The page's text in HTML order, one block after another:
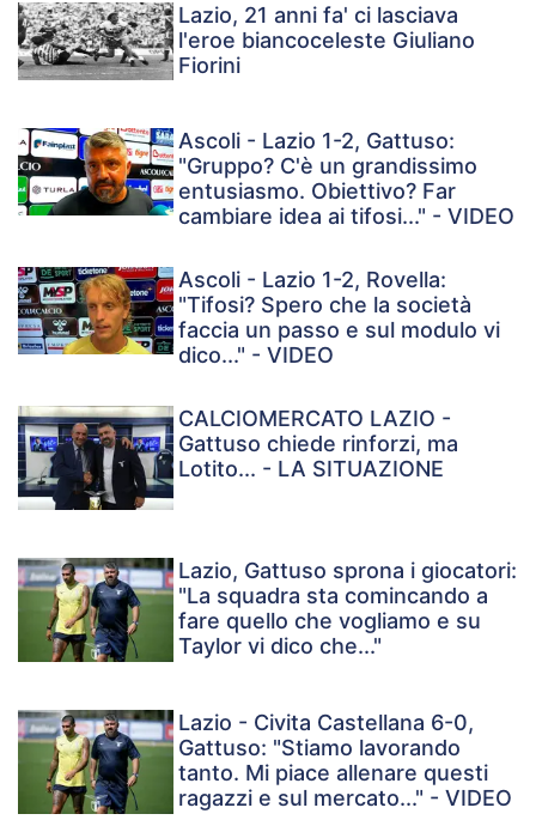
Lazio, 21 anni fa' ci lasciava
l'eroe biancoceleste Giuliano
Fiorini
Ascoli - Lazio 1-2, Gattuso:
"Gruppo? C'è un grandissimo
entusiasmo. Obiettivo? Far
cambiare idea ai tifosi..." - VIDEO
Ascoli - Lazio 1-2, Rovella:
"Tifosi? Spero che la società
faccia un passo e sul modulo vi
dico..." - VIDEO
CALCIOMERCATO LAZIO -
Gattuso chiede rinforzi, ma
Lotito... - LA SITUAZIONE
Lazio, Gattuso sprona i giocatori:
"La squadra sta comincando a
fare quello che vogliamo e su
Taylor vi dico che..."
Lazio - Civita Castellana 6-0,
Gattuso: "Stiamo lavorando
tanto. Mi piace allenare questi
ragazzi e sul mercato..." - VIDEO